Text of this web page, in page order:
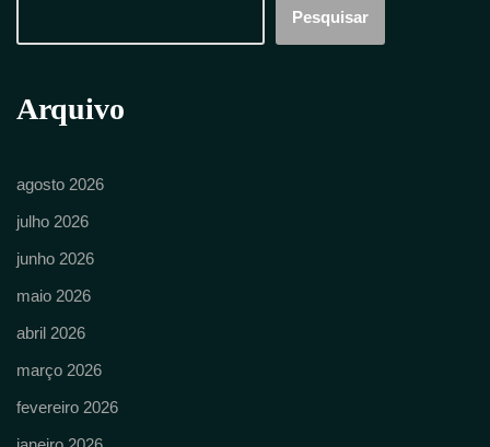
Pesquisar
Arquivo
agosto 2026
julho 2026
junho 2026
maio 2026
abril 2026
março 2026
fevereiro 2026